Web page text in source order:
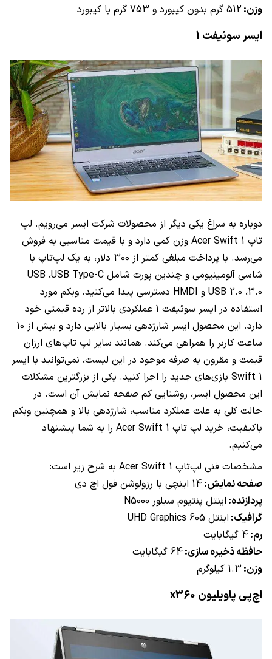
وزن:512 گرم بدون کیبورد و 753 گرم با کیبورد
ایسر سوئیفت 1
دوباره به سراغ یکی دیگر از محصولات شرکت ایسر می‌رویم. لپ
تاپ Acer Swift 1 وزن کمی دارد و با قیمت مناسبی به فروش
می‌رسد. با پرداخت مبلغی کمتر از 300 دلار، به یک لپ‌تاپ با
شاسی آلومینیومی و چندین پورت شامل USB Type-C، USB
3.0، USB 2.0 و HMDI دسترسی پیدا می‌کنید. وبکم مورد
استفاده در ایسر سوئیفت 1 عملکردی بالاتر از رده قیمتی خود
دارد. این محصول ایسر شارژدهی بسیار بالایی دارد و بیش از 10
ساعت کاربر را همراهی می‌کند. همانند سایر لپ تاپ‌های ارزان
قیمت و مقرون به صرفه موجود در این لیست، نمی‌توانید با ایسر
Swift 1 بازی‌های جدید را اجرا کنید. یکی از بزرگترین مشکلات
این محصول ایسر، روشنایی کم صفحه نمایش آن است. در
حالت کلی به علت عملکرد مناسب، شارژدهی بالا و همچنین وبکم
باکیفیت، خرید لپ تاپ Acer Swift 1 را به شما پیشنهاد
می‌کنیم.
مشخصات فنی لپ‌تاپ Acer Swift 1 به شرح زیر است:
صفحه نمایش:14 اینچی با رزولوشن فول اچ دی
پردازنده: اینتل پنتیوم سیلور N5000
گرافیک: اینتل UHD Graphics 605
رم:4 گیگابایت
حافظه ذخیره سازی:64 گیگابایت
وزن: 1.3 کیلوگرم
اچ‌پی پاویلیون x360